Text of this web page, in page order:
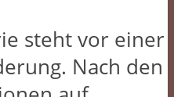
steht vor einer
Nach den